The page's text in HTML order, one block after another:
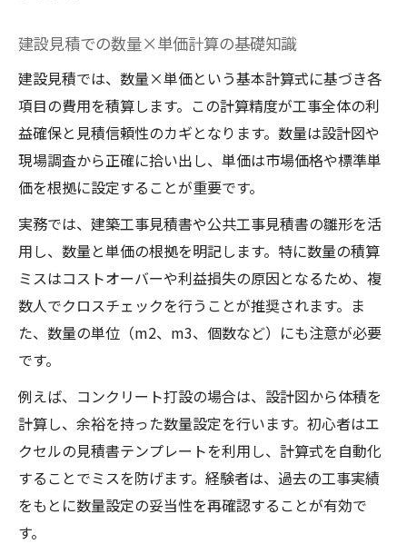
建設見積での数量×単価計算の基礎知識
建設見積では、数量×単価という基本計算式に基づき各
項目の費用を積算します。この計算精度が工事全体の利
益確保と見積信頼性のカギとなります。数量は設計図や
現場調査から正確に拾い出し、単価は市場価格や標準単
価を根拠に設定することが重要です。
実務では、建築工事見積書や公共工事見積書の雛形を活
用し、数量と単価の根拠を明記します。特に数量の積算
ミスはコストオーバーや利益損失の原因となるため、複
数人でクロスチェックを行うことが推奨されます。ま
た、数量の単位（m2、m3、個数など）にも注意が必要
です。
例えば、コンクリート打設の場合は、設計図から体積を
計算し、余裕を持った数量設定を行います。初心者はエ
クセルの見積書テンプレートを利用し、計算式を自動化
することでミスを防げます。経験者は、過去の工事実績
をもとに数量設定の妥当性を再確認することが有効で
す。